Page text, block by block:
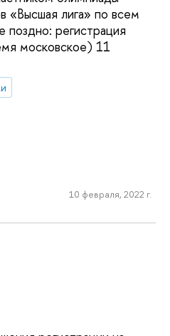
«Высшая лига» по всем
регистрация
московское) 11
10 февраля, 2022 г.